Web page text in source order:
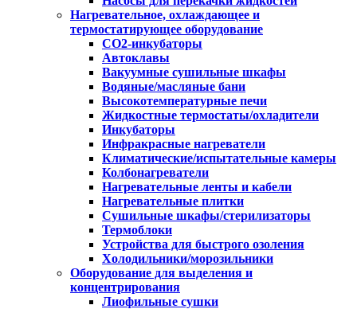
Нагревательное, охлаждающее и
термостатирующее оборудование
CO2-инкубаторы
Автоклавы
Вакуумные сушильные шкафы
Водяные/масляные бани
Высокотемпературные печи
Жидкостные термостаты/охладители
Инкубаторы
Инфракрасные нагреватели
Климатические/испытательные камеры
Колбонагреватели
Нагревательные ленты и кабели
Нагревательные плитки
Сушильные шкафы/стерилизаторы
Термоблоки
Устройства для быстрого озоления
Холодильники/морозильники
Оборудование для выделения и
концентрирования
Лиофильные сушки